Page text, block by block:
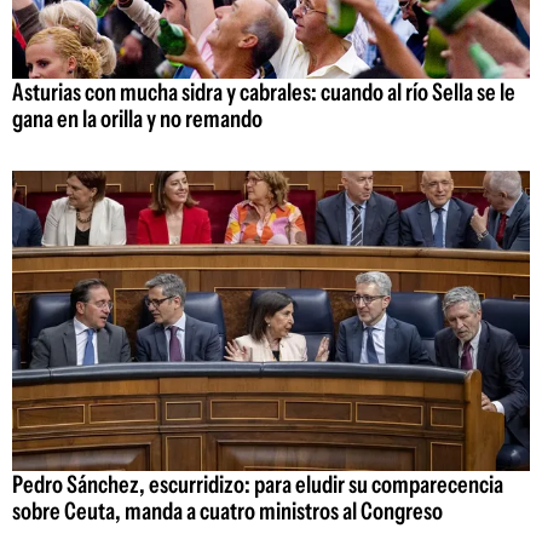
Asturias con mucha sidra y cabrales: cuando al río Sella se le
gana en la orilla y no remando
Pedro Sánchez, escurridizo: para eludir su comparecencia
sobre Ceuta, manda a cuatro ministros al Congreso